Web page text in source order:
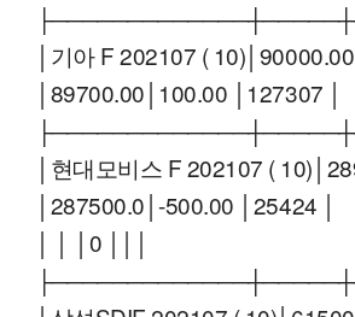
│기아 F 202107 ( 10)│90000.00
│89700.00│100.00 │127307 │
│현대모비스 F 202107 (
│287500.0│-500.00 │25424 │
│ │ │0 │││